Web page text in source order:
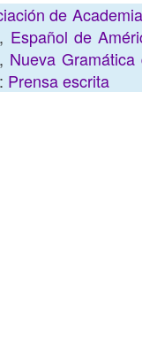
de
, Español de
, Nueva
Prensa escrita